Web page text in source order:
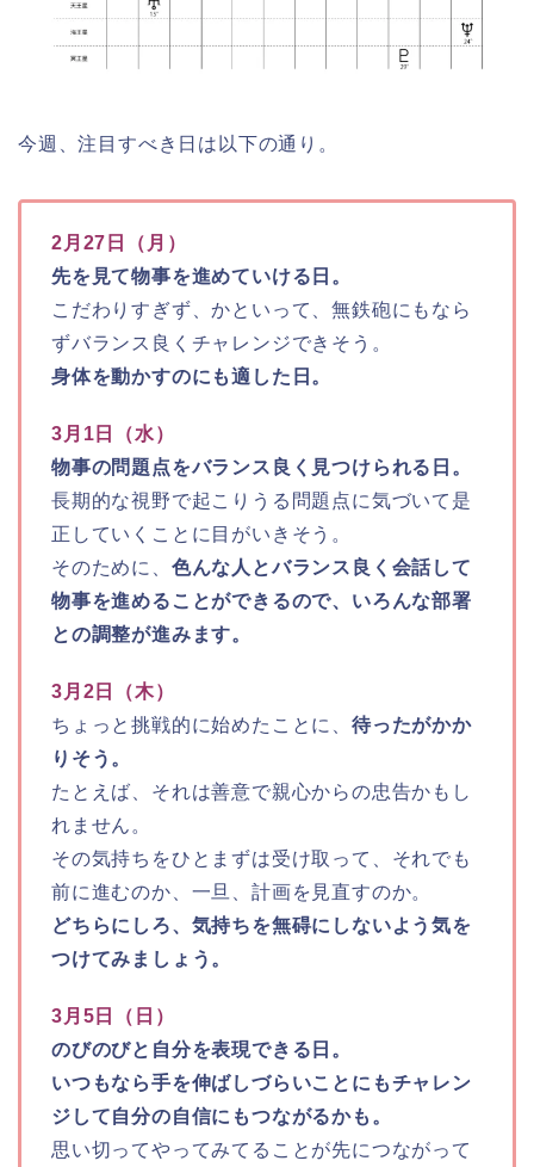
今週、注目すべき日は以下の通り。
2月27日（月）
先を見て物事を進めていける日。
こだわりすぎず、かといって、無鉄砲にもなら
ずバランス良くチャレンジできそう。
身体を動かすのにも適した日。
3月1日（水）
物事の問題点をバランス良く見つけられる日。
長期的な視野で起こりうる問題点に気づいて是
正していくことに目がいきそう。
そのために、 色んな人とバランス良く会話して
物事を進めることができるので、いろんな部署
との調整が進みます。
3月2日（木）
ちょっと挑戦的に始めたことに、 待ったがかか
りそう。
たとえば、それは善意で親心からの忠告かもし
れません。
その気持ちをひとまずは受け取って、それでも
前に進むのか、一旦、計画を見直すのか。
どちらにしろ、気持ちを無碍にしないよう気を
つけてみましょう。
3月5日（日）
のびのびと自分を表現できる日。
いつもなら手を伸ばしづらいことにもチャレン
ジして自分の自信にもつながるかも。
思い切ってやってみてることが先につながって